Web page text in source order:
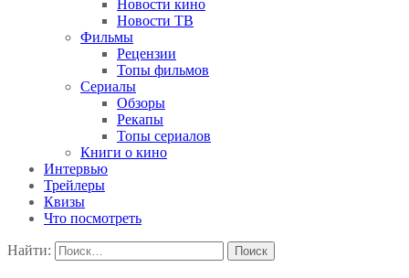
Новости кино
Новости ТВ
Фильмы
Рецензии
Топы фильмов
Сериалы
Обзоры
Рекапы
Топы сериалов
Книги о кино
Интервью
Трейлеры
Квизы
Что посмотреть
Найти: